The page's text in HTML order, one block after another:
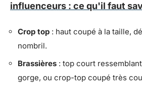
influenceurs : ce qu'il faut
Crop top : haut coupé à la taille,
nombril.
Brassières : top court
gorge, ou crop-top coupé très